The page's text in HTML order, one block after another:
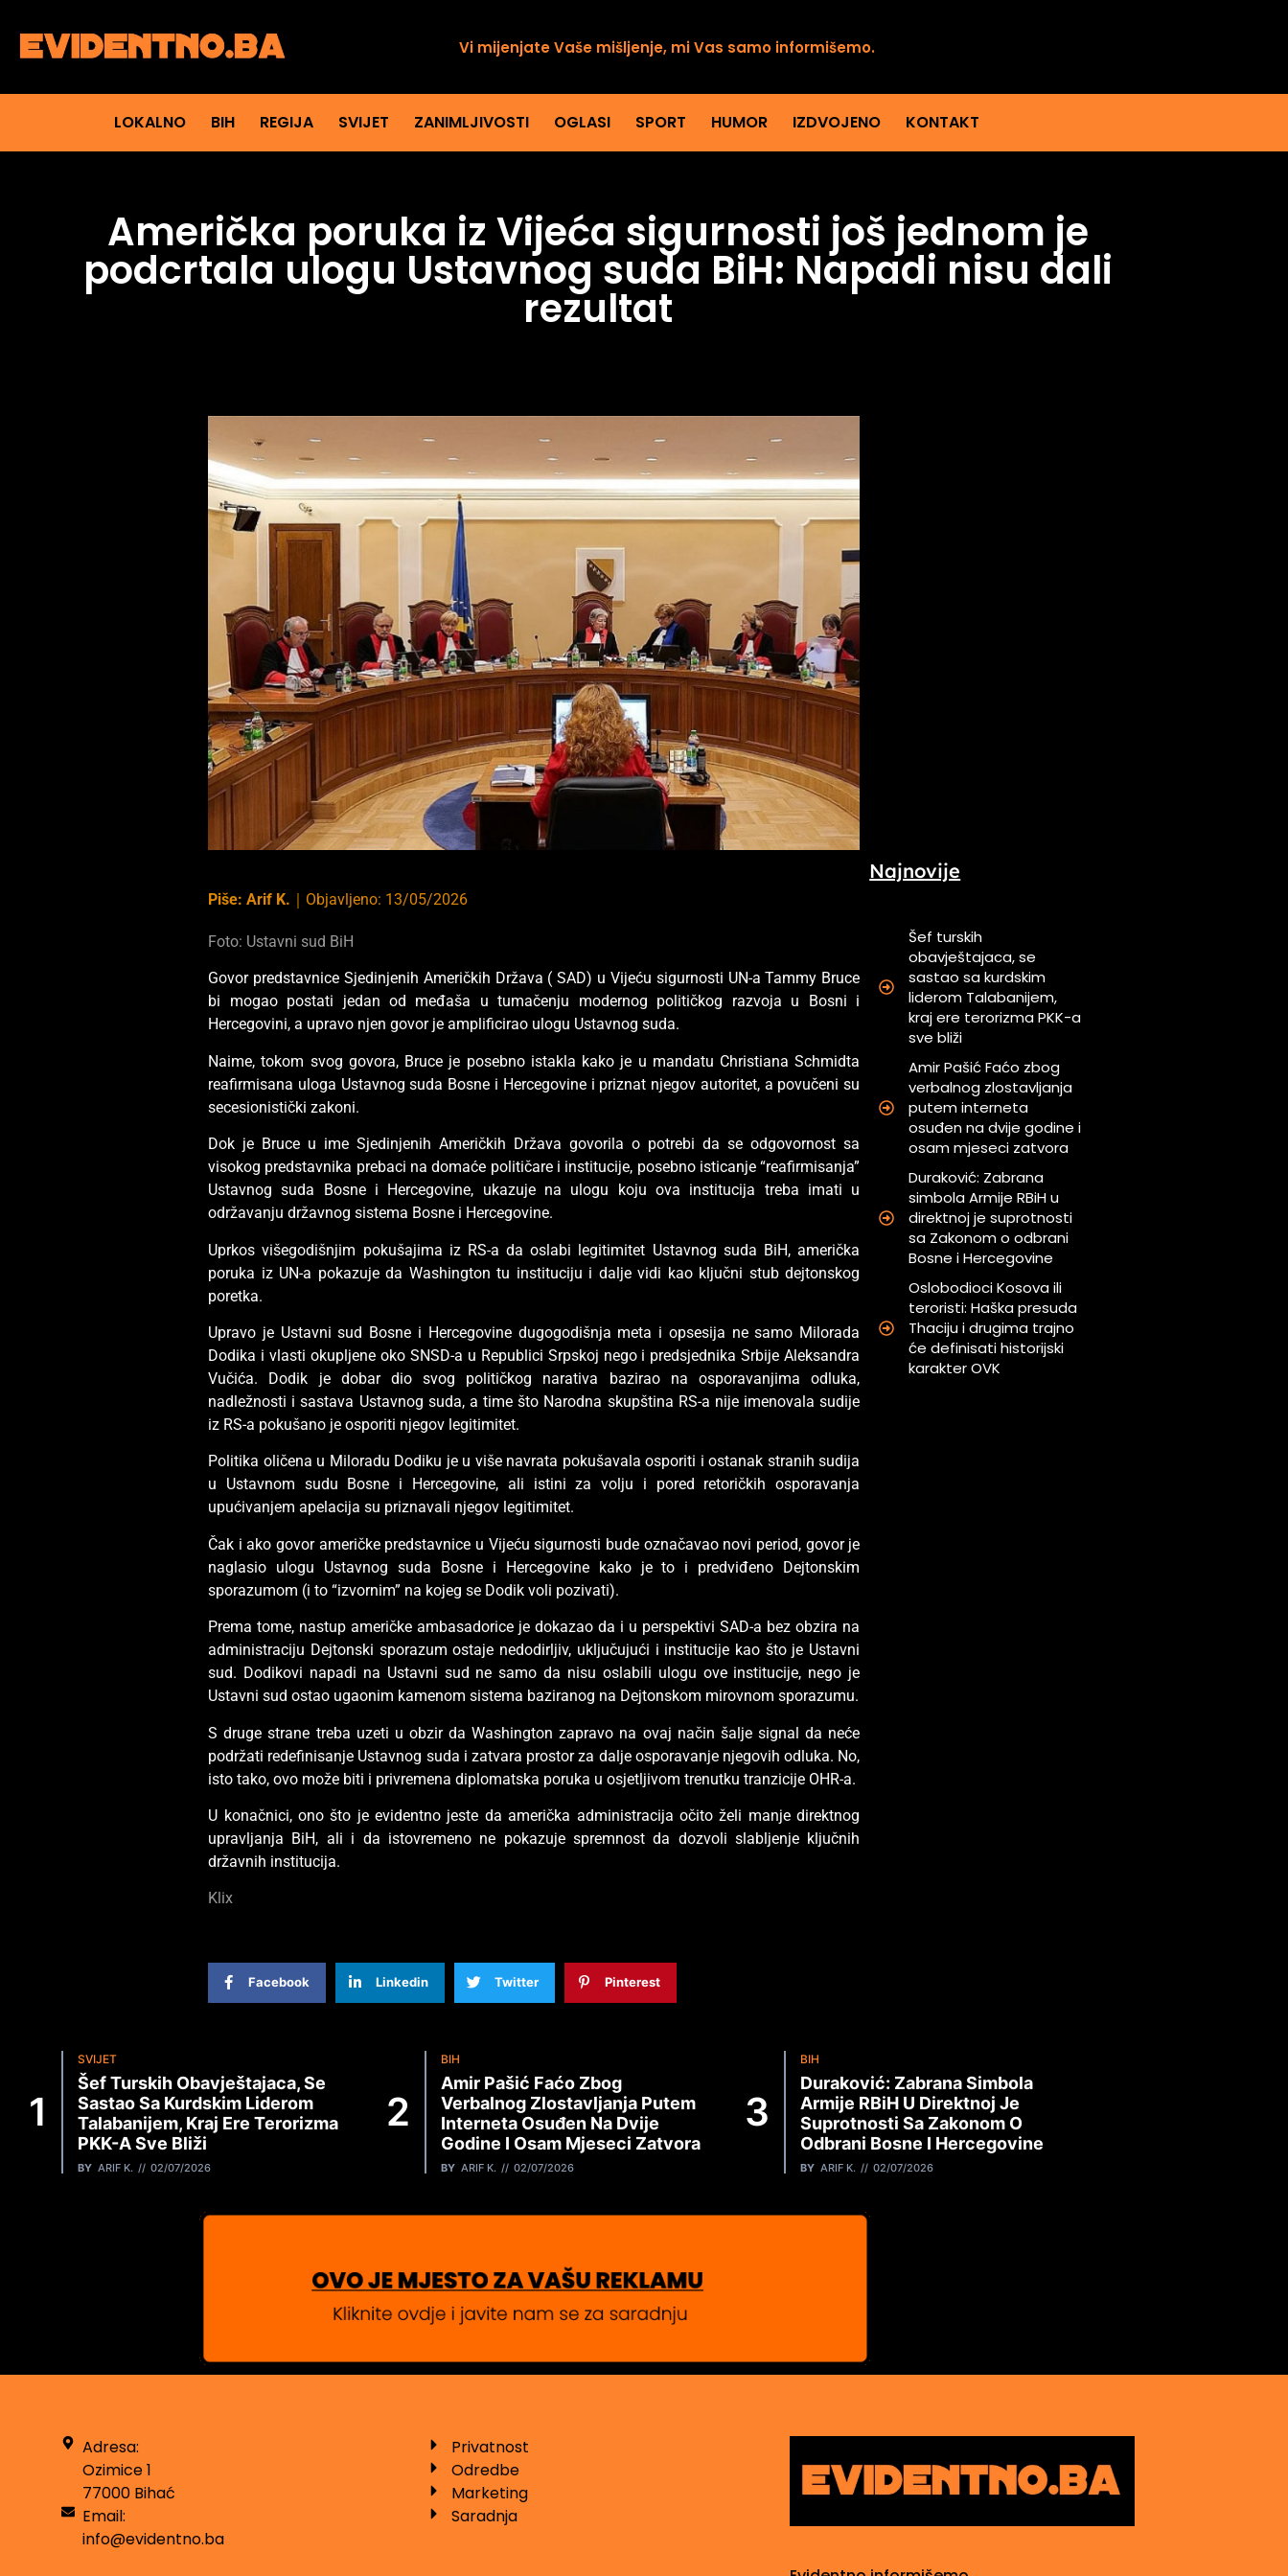
Vi mijenjate Vaše mišljenje, mi Vas samo informišemo.
LOKALNO BIH REGIJA SVIJET ZANIMLJIVOSTI OGLASI SPORT HUMOR IZDVOJENO KONTAKT
Američka poruka iz Vijeća sigurnosti još jednom je
podcrtala ulogu Ustavnog suda BiH: Napadi nisu dali
rezultat
Piše: Arif K. ｜ Objavljeno: 13/05/2026
Foto: Ustavni sud BiH
Govor predstavnice Sjedinjenih Američkih Država ( SAD) u Vijeću sigurnosti UN-a Tammy Bruce
bi mogao postati jedan od međaša u tumačenju modernog političkog razvoja u Bosni i
Hercegovini, a upravo njen govor je amplificirao ulogu Ustavnog suda.
Naime, tokom svog govora, Bruce je posebno istakla kako je u mandatu Christiana Schmidta
reafirmisana uloga Ustavnog suda Bosne i Hercegovine i priznat njegov autoritet, a povučeni su
secesionistički zakoni.
Dok je Bruce u ime Sjedinjenih Američkih Država govorila o potrebi da se odgovornost sa
visokog predstavnika prebaci na domaće političare i institucije, posebno isticanje “reafirmisanja”
Ustavnog suda Bosne i Hercegovine, ukazuje na ulogu koju ova institucija treba imati u
održavanju državnog sistema Bosne i Hercegovine.
Uprkos višegodišnjim pokušajima iz RS-a da oslabi legitimitet Ustavnog suda BiH, američka
poruka iz UN-a pokazuje da Washington tu instituciju i dalje vidi kao ključni stub dejtonskog
poretka.
Upravo je Ustavni sud Bosne i Hercegovine dugogodišnja meta i opsesija ne samo Milorada
Dodika i vlasti okupljene oko SNSD-a u Republici Srpskoj nego i predsjednika Srbije Aleksandra
Vučića. Dodik je dobar dio svog političkog narativa bazirao na osporavanjima odluka,
nadležnosti i sastava Ustavnog suda, a time što Narodna skupština RS-a nije imenovala sudije
iz RS-a pokušano je osporiti njegov legitimitet.
Politika oličena u Miloradu Dodiku je u više navrata pokušavala osporiti i ostanak stranih sudija
u Ustavnom sudu Bosne i Hercegovine, ali istini za volju i pored retoričkih osporavanja
upućivanjem apelacija su priznavali njegov legitimitet.
Čak i ako govor američke predstavnice u Vijeću sigurnosti bude označavao novi period, govor je
naglasio ulogu Ustavnog suda Bosne i Hercegovine kako je to i predviđeno Dejtonskim
sporazumom (i to “izvornim” na kojeg se Dodik voli pozivati).
Prema tome, nastup američke ambasadorice je dokazao da i u perspektivi SAD-a bez obzira na
administraciju Dejtonski sporazum ostaje nedodirljiv, uključujući i institucije kao što je Ustavni
sud. Dodikovi napadi na Ustavni sud ne samo da nisu oslabili ulogu ove institucije, nego je
Ustavni sud ostao ugaonim kamenom sistema baziranog na Dejtonskom mirovnom sporazumu.
S druge strane treba uzeti u obzir da Washington zapravo na ovaj način šalje signal da neće
podržati redefinisanje Ustavnog suda i zatvara prostor za dalje osporavanje njegovih odluka. No,
isto tako, ovo može biti i privremena diplomatska poruka u osjetljivom trenutku tranzicije OHR-a.
U konačnici, ono što je evidentno jeste da američka administracija očito želi manje direktnog
upravljanja BiH, ali i da istovremeno ne pokazuje spremnost da dozvoli slabljenje ključnih
državnih institucija.
Klix
Facebook Linkedin Twitter Pinterest
Najnovije
Šef turskih
obavještajaca, se
sastao sa kurdskim
liderom Talabanijem,
kraj ere terorizma PKK-a
sve bliži
Amir Pašić Faćo zbog
verbalnog zlostavljanja
putem interneta
osuđen na dvije godine i
osam mjeseci zatvora
Duraković: Zabrana
simbola Armije RBiH u
direktnoj je suprotnosti
sa Zakonom o odbrani
Bosne i Hercegovine
Oslobodioci Kosova ili
teroristi: Haška presuda
Thaciju i drugima trajno
će definisati historijski
karakter OVK
SVIJET
Šef Turskih Obavještajaca, Se
Sastao Sa Kurdskim Liderom
Talabanijem, Kraj Ere Terorizma
PKK-A Sve Bliži
BY ARIF K. 02/07/2026
BIH
Amir Pašić Faćo Zbog
Verbalnog Zlostavljanja Putem
Interneta Osuđen Na Dvije
Godine I Osam Mjeseci Zatvora
BY ARIF K. 02/07/2026
BIH
Duraković: Zabrana Simbola
Armije RBiH U Direktnoj Je
Suprotnosti Sa Zakonom O
Odbrani Bosne I Hercegovine
BY ARIF K. 02/07/2026
Adresa:
Ozimice 1
77000 Bihać
Email:
info@evidentno.ba
Privatnost
Odredbe
Marketing
Saradnja